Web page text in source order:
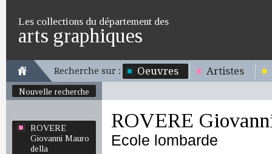
Les collections du département des
arts graphiques
Recherche sur : Oeuvres Artistes
Nouvelle recherche
ROVERE
Giovanni Mauro
della
ROVERE
Ecole lombarde